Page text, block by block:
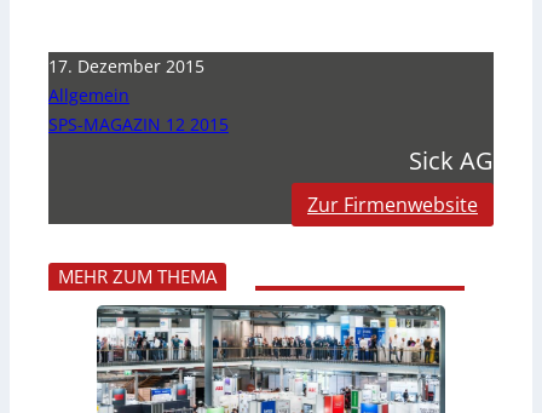
17. Dezember 2015
Allgemein
SPS-MAGAZIN 12 2015
Sick AG
Zur Firmenwebsite
MEHR ZUM THEMA